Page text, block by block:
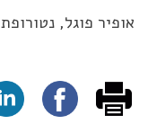
אופיר פוגל, נטורופת